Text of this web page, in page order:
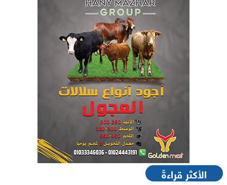
الأكثر قراءةً